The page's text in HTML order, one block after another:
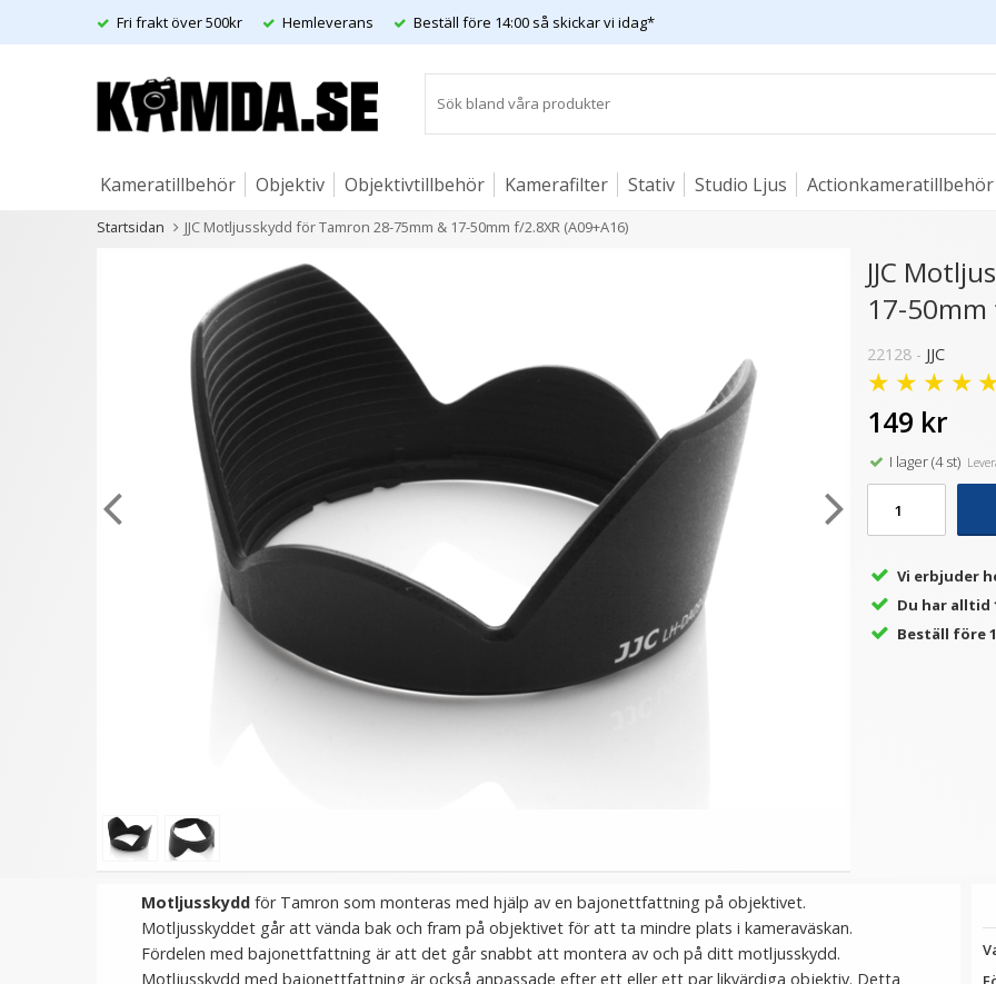
Fri frakt över 500kr Hemleverans Beställ före 14:00 så skickar vi idag*
Kameratillbehör Objektiv Objektivtillbehör Kamerafilter Stativ Studio Ljus Actionkameratillbehör
Artiklar
Startsidan JJC Motljusskydd för Tamron 28-75mm & 17-50mm f/2.8XR (A09+A16)
Andra kunder köpte även
JJC Motljusskydd för
Olympus M. Zuiko Digital
ED 12-40mm f/2.8 PRO
★ ★
JJC Motljusskydd för
Canon EF 70-300mm f/4.5-
5.6 motsvarar ET-65B
★★
LÄGG I VARUKORG
JJC Motljusskydd för
Canon EF 40mm f/2.8 STM
motsvarar ES-52
179 kr
LÄGG I VARUKORG
Step Up Ring 30-30.5mm -
Gör filtergängan större
★★ ★
JJC
17-50mm
22128 - JJC
★ ★ ★ ★
149 kr
I lager (4 st)
Vi erbjuder
Du har alltid
Beställ före
Motljusskydd för Tamron som monteras med hjälp av en bajonettfattning på objektivet.
Motljusskyddet går att vända bak och fram på objektivet för att ta mindre plats i kameraväskan.
Fördelen med bajonettfattning är att det går snabbt att montera av och på ditt motljusskydd.
Motljusskydd med bajonettfattning är också anpassade efter ett eller ett par likvärdiga objektiv. Detta